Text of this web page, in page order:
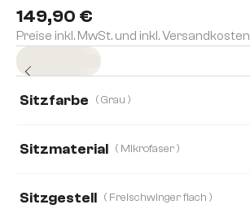
149,90 €
Preise inkl. MwSt. und inkl. Versandkosten
Sitzfarbe ( Grau )
Sitzmaterial ( Mikrofaser )
Sitzgestell ( Freischwinger flach )